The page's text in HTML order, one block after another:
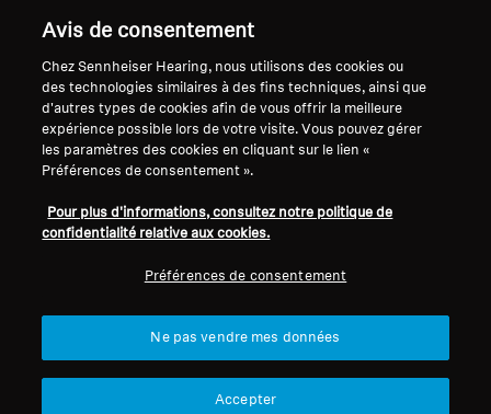
Mentions légales
générale
Conditions générales de vente en
ligne aux consommateurs
Politique de divulgation
Carrière chez Sonova
Contacts presse
Salle de presse
Ambassadeurs de la
Consumer
Mentions légales Paramètres des cookies
Avis de consentement
Chez Sennheiser Hearing, nous utilisons des cookies ou
des technologies similaires à des fins techniques, ainsi que
d'autres types de cookies afin de vous offrir la meilleure
expérience possible lors de votre visite. Vous pouvez gérer
les paramètres des cookies en cliquant sur le lien «
Préférences de consentement ».
Pour plus d'informations, consultez notre politique de
confidentialité relative aux cookies.
Préférences de consentement
Ne pas vendre mes données
Accepter